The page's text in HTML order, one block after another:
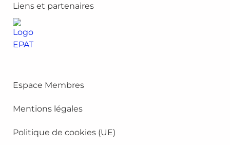
Liens et partenaires
Espace Membres
Mentions légales
Politique de cookies (UE)